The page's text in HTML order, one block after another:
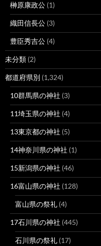
榊原康政公 (1)
織田信長公 (3)
豊臣秀吉公 (4)
未分類 (2)
都道府県別 (1,324)
10群馬県の神社 (3)
11埼玉県の神社 (4)
13東京都の神社 (5)
14神奈川県の神社 (1)
15新潟県の神社 (46)
16富山県の神社 (128)
富山県の祭礼 (4)
17石川県の神社 (445)
石川県の祭礼 (17)